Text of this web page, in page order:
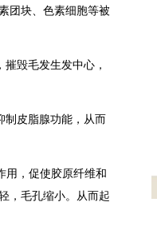
团块、色素细胞等被
毁毛发生发中心，
皮脂腺功能，从而
，促使胶原纤维和
，毛孔缩小。从而起